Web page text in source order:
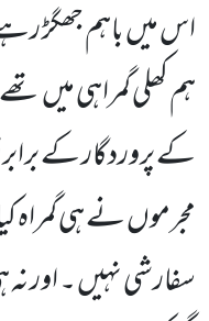
اس میں باہم جھگڑ
ہم کھلی گمراہی میں
کے پروردگار کے
مجرموں نے ہی
سفارشی نہیں ۔ اور